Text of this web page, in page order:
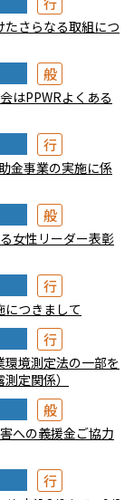
たさらなる取組につ
般
はPPWRよくある
行
金事業の実施に係
般
女性リーダー表彰
行
につきまして
行
環境測定法の一部を
定関係）
般
への義援金ご協力
行